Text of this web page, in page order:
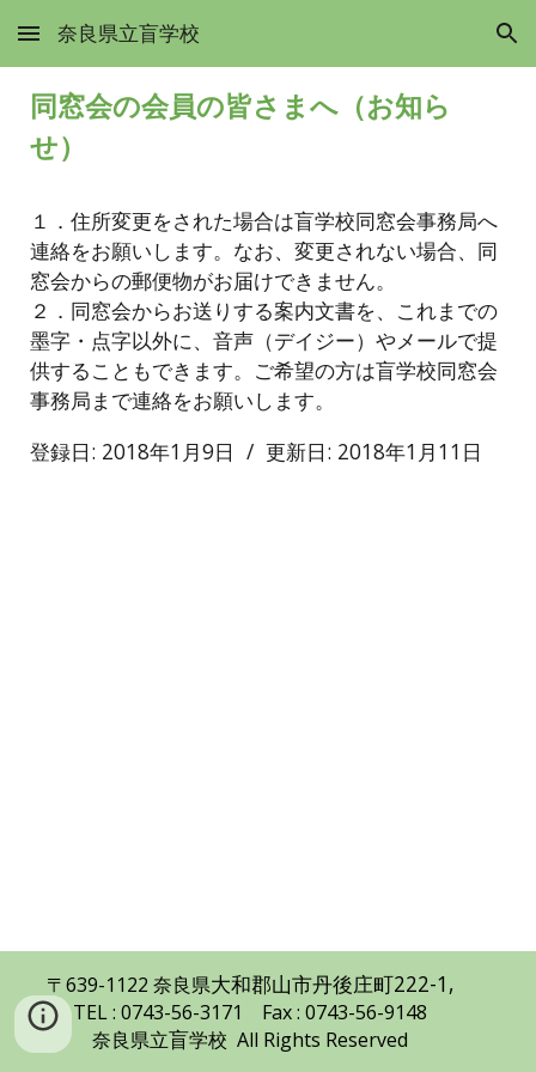
Skip to main content Skip to navigation
奈良県立盲学校
同窓会の会員の皆さまへ（お知ら
せ）
１．住所変更をされた場合は盲学校同窓会事務局へ
連絡をお願いします。なお、変更されない場合、同
窓会からの郵便物がお届けできません。
２．同窓会からお送りする案内文書を、これまでの
墨字・点字以外に、音声（デイジー）やメールで提
供することもできます。ご希望の方は盲学校同窓会
事務局まで連絡をお願いします。
登録日: 2018年1月9日 / 更新日: 2018年1月11日
〒639-1122 奈良県大和郡山市丹後庄町222-1,
TEL: 0743-56-3171 Fax : 0743-56-9148
奈良県立盲学校 All Rights Reserved